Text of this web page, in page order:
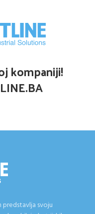
kompaniji!
svoju